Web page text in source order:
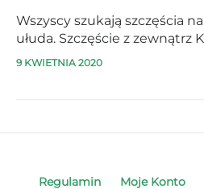
Wszyscy szukają szczęścia
ułuda. Szczęście z zewnątrz
dziś wyglądasz” czy „mądrze
9 KWIETNIA 2020
Regulamin Moje Konto